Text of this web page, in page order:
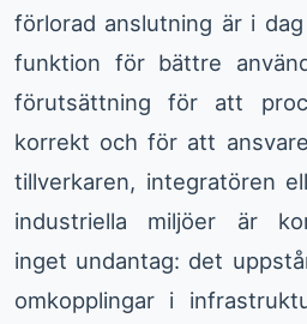
förlorad anslutning är i
funktion för bättre
förutsättning för att
korrekt och för att
tillverkaren, integratören
industriella miljöer är
inget undantag: det
omkopplingar i